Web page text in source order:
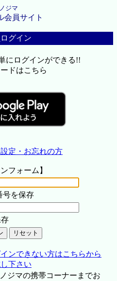
ノジマ
会員サイト
グイン
にログインができる!!
ドはこちら
定・お忘れの方
フォーム】
号を保存
ンできない方はこちらから
下さい
ジマの携帯コーナーまでお